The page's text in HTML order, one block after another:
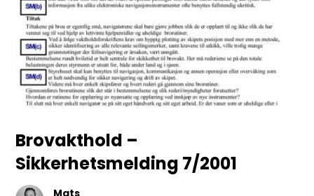
Brovakthold –
Sikkerhetsmelding 7/2001